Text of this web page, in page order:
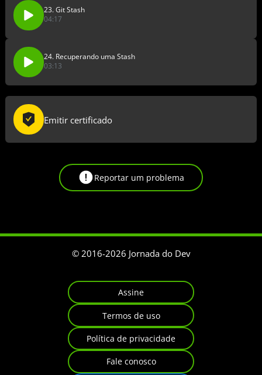
23. Git Stash
04:17
24. Recuperando uma Stash
03:13
Emitir certificado
Reportar um problema
© 2016-2026 Jornada do Dev
Assine
Termos de uso
Política de privacidade
Fale conosco